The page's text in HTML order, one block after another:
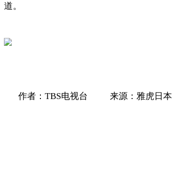
道。
作者：TBS电视台 来源：雅虎日本